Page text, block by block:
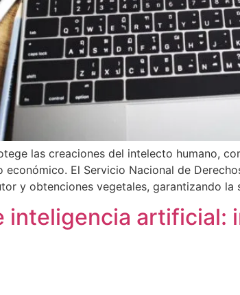
las creaciones del intelecto humano,
El Servicio Nacional de
y obtenciones vegetales, garantizando la
inteligencia artificial: